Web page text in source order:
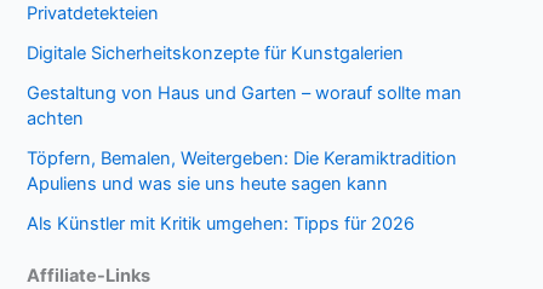
Privatdetekteien
Digitale Sicherheitskonzepte für Kunstgalerien
Gestaltung von Haus und Garten – worauf sollte man
achten
Töpfern, Bemalen, Weitergeben: Die Keramiktradition
Apuliens und was sie uns heute sagen kann
Als Künstler mit Kritik umgehen: Tipps für 2026
Affiliate-Links